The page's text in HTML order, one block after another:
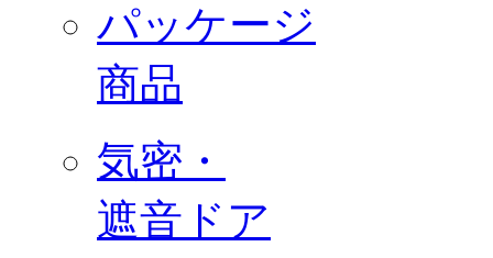
パッケージ
商品
気密・
遮音ドア